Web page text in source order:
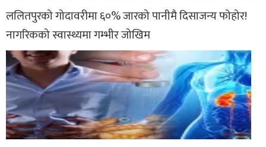
ललितपुरको गोदावरीमा ६०% जारको पानीमै दिसाजन्य फोहोर!
नागरिकको स्वास्थ्यमा गम्भीर जोखिम